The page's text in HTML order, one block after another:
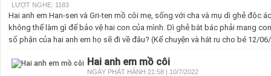
LƯỢT NGHE: 1183
Hai anh em Han-sen và Gri-ten mồ côi mẹ, sống với cha và mụ dì ghẻ độc
không thể làm gì để bảo vệ hai con của mình. Dì ghẻ bắt bác phải mang
số phận của hai anh em họ sẽ đi về đâu? (Kể chuyện và hát ru cho bé 12/
Hai anh em mồ côi
NGÀY PHÁT HÀNH 21:58 | 10/7/2022